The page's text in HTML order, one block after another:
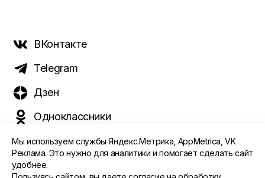
ВКонтакте
Telegram
Дзен
Одноклассники
©️ 2015 - 2026 Интернет-журнал «Морс». Все права
Мы используем службы Яндекс.Метрика, AppMetrica, VK
Реклама. Это нужно для аналитики и помогает сделать сайт
удобнее.